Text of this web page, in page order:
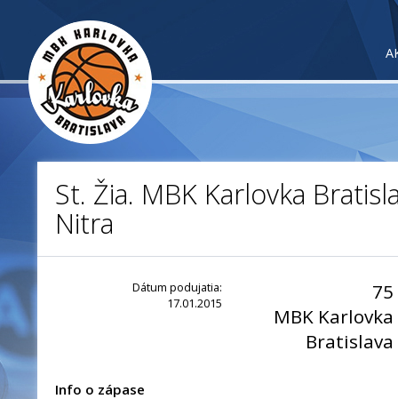
St. Žia. MBK Karlovka
Nitra
Dátum podujatia:
17.01.2015
75
MBK Karlovka
Bratislava
Info o zápase